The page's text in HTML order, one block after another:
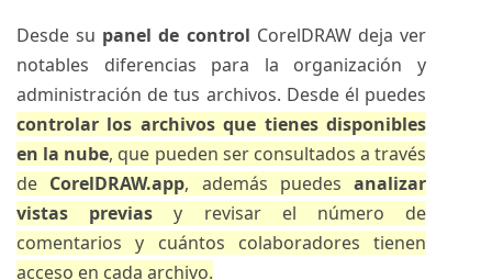
Desde su panel de control CorelDRAW deja ver
notables diferencias para la organización y
administración de tus archivos. Desde él puedes
controlar los archivos que tienes disponibles
en la nube, que pueden ser consultados a través
de CorelDRAW.app, además puedes analizar
vistas previas y revisar el número de
comentarios y cuántos colaboradores tienen
acceso en cada archivo.